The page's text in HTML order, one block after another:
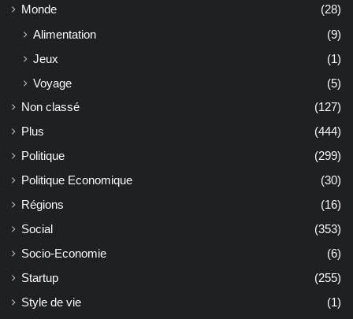
Monde
(28)
Alimentation
(9)
Jeux
(1)
Voyage
(5)
Non classé
(127)
Plus
(444)
Politique
(299)
Politique Economique
(30)
Régions
(16)
Social
(353)
Socio-Economie
(6)
Startup
(255)
Style de vie
(1)